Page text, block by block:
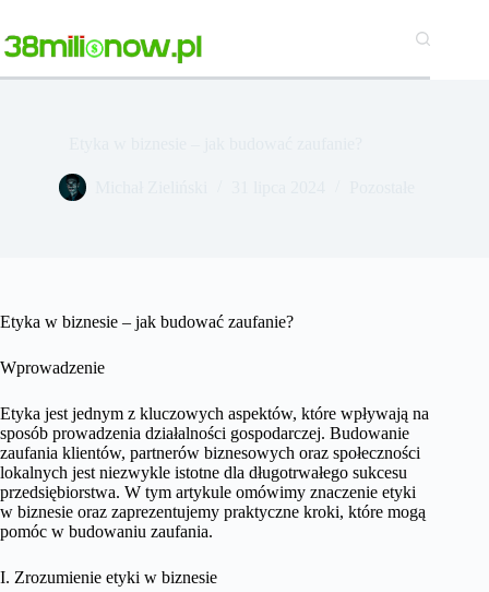
treści
Etyka w biznesie – jak budować zaufanie?
Wprowadzenie
Etyka jest jednym z kluczowych aspektów, które wpływają na
sposób prowadzenia działalności gospodarczej. Budowanie
zaufania klientów, partnerów biznesowych oraz społeczności
lokalnych jest niezwykle istotne dla długotrwałego sukcesu
przedsiębiorstwa. W tym artykule omówimy znaczenie etyki
w biznesie oraz zaprezentujemy praktyczne kroki, które mogą
pomóc w budowaniu zaufania.
I. Zrozumienie etyki w biznesie